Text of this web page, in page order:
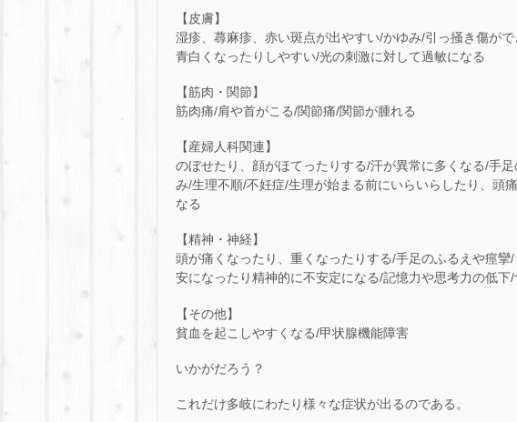
【皮膚】
湿疹、蕁麻疹、赤い斑点が出やすい/かゆみ/引っ掻き傷が
青白くなったりしやすい/光の刺激に対して過敏になる
【筋肉・関節】
筋肉痛/肩や首がこる/関節痛/関節が腫れる
【産婦人科関連】
のぼせたり、顔がほてったりする/汗が異常に多くなる/手
み/生理不順/不妊症/生理が始まる前にいらいらしたり、頭
なる
【精神・神経】
頭が痛くなったり、重くなったりする/手足のふるえや痙
安になったり精神的に不安定になる/記憶力や思考力の低
【その他】
貧血を起こしやすくなる/甲状腺機能障害
いかがだろう？
これだけ多岐にわたり様々な症状が出るのである。